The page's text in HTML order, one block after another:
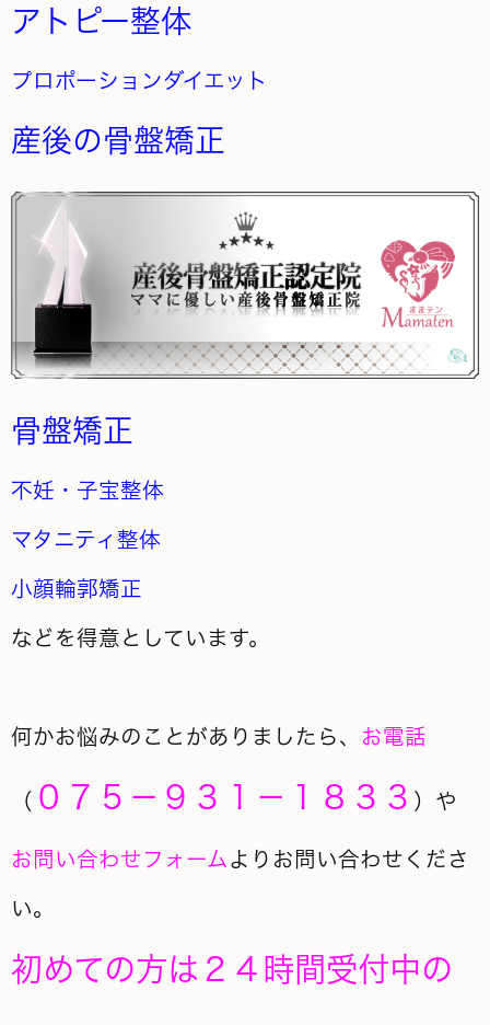
アトピー整体
プロポーションダイエット
産後の骨盤矯正
骨盤矯正
不妊・子宝整体
マタニティ整体
小顔輪郭矯正
などを得意としています。
何かお悩みのことがありましたら、 お電話
（ ０７５－９３１－１８３３ ）や
お問い合わせフォーム よりお問い合わせくださ
い。
初めての方は２４時間受付中の